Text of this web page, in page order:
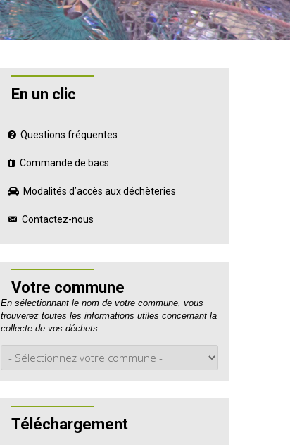
En un clic
Questions fréquentes
Commande de bacs
Modalités d’accès aux déchèteries
Contactez-nous
Votre commune
En sélectionnant le nom de votre commune, vous
trouverez toutes les informations utiles concernant la
collecte de vos déchets.
Téléchargement